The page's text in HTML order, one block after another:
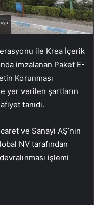
ile Krea İçerik
imzalanan Paket E-
Korunması
yer verilen şartların
tanıdı.
ve Sanayi AŞ’nin
NV tarafından
işlemi